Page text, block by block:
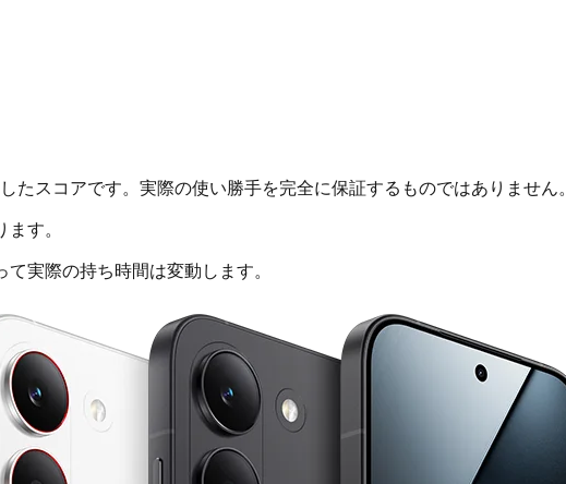
スコアです。実際の使い勝手を完全に保証するものではありません。
す。
実際の持ち時間は変動します。